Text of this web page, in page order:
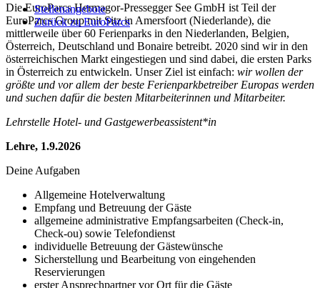
Stellenangebote
Zurück zu EuroParcs
Die EuroParcs Hermagor-Pressegger See GmbH ist Teil der
EuroParcs Group mit Sitz in Amersfoort (Niederlande), die
mittlerweile über 60 Ferienparks in den Niederlanden, Belgien,
Österreich, Deutschland und Bonaire betreibt. 2020 sind wir in den
österreichischen Markt eingestiegen und sind dabei, die ersten Parks
in Österreich zu entwickeln. Unser Ziel ist einfach: wir wollen der
größte und vor allem der beste Ferienparkbetreiber Europas werden
und suchen dafür die besten Mitarbeiterinnen und Mitarbeiter.
Lehrstelle Hotel- und Gastgewerbeassistent*in
Lehre, 1.9.2026
Deine Aufgaben
Allgemeine Hotelverwaltung
Empfang und Betreuung der Gäste
allgemeine administrative Empfangsarbeiten (Check-in,
Check-ou) sowie Telefondienst
individuelle Betreuung der Gästewünsche
Sicherstellung und Bearbeitung von eingehenden
Reservierungen
erster Ansprechpartner vor Ort für die Gäste